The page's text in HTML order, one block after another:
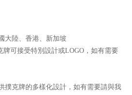
大陸、香港、新加坡
牌可接受特別設計或LOGO，如有需要
撲克牌的多樣化設計，如有需要請與我